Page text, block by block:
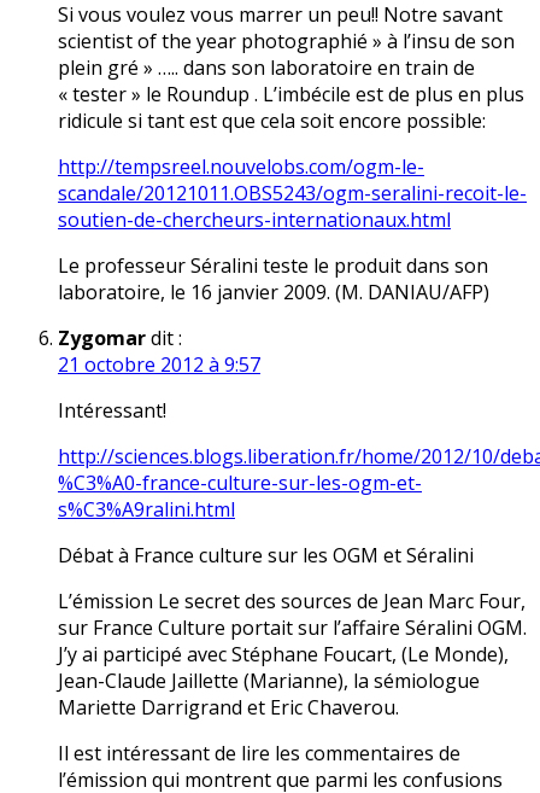
Si vous voulez vous marrer un peu!! Notre savant
scientist of the year photographié » à l’insu de son
plein gré » ….. dans son laboratoire en train de
« tester » le Roundup . L’imbécile est de plus en plus
ridicule si tant est que cela soit encore possible:
http://tempsreel.nouvelobs.com/ogm-le-
scandale/20121011.OBS5243/ogm-seralini-recoit-le-
soutien-de-chercheurs-internationaux.html
Le professeur Séralini teste le produit dans son
laboratoire, le 16 janvier 2009. (M. DANIAU/AFP)
Zygomardit :
21 octobre 2012 à 9:57
Intéressant!
http://sciences.blogs.liberation.fr/home/2012/10/
%C3%A0-france-culture-sur-les-ogm-et-
s%C3%A9ralini.html
Débat à France culture sur les OGM et Séralini
L’émission Le secret des sources de Jean Marc Four,
sur France Culture portait sur l’affaire Séralini OGM.
J’y ai participé avec Stéphane Foucart, (Le Monde),
Jean-Claude Jaillette (Marianne), la sémiologue
Mariette Darrigrand et Eric Chaverou.
Il est intéressant de lire les commentaires de
l’émission qui montrent que parmi les confusions